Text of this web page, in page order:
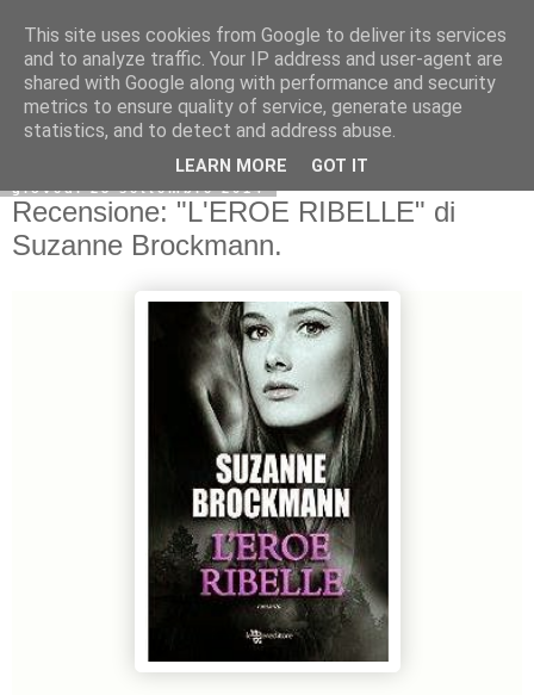
giovedì 25 settembre 2014
Recensione: "L'EROE RIBELLE" di
Suzanne Brockmann.
This site uses cookies from Google to deliver its services
and to analyze traffic. Your IP address and user-agent are
shared with Google along with performance and security
metrics to ensure quality of service, generate usage
statistics, and to detect and address abuse.
LEARN MORE GOT IT